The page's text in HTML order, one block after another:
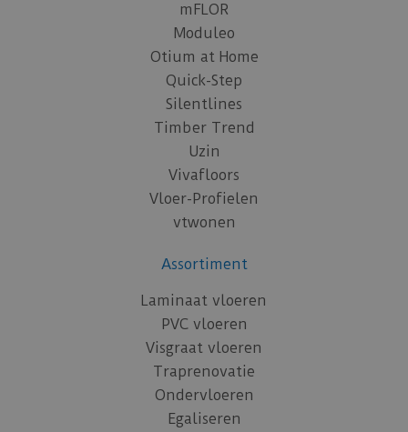
mFLOR
Moduleo
Otium at Home
Quick-Step
Silentlines
Timber Trend
Uzin
Vivafloors
Vloer-Profielen
vtwonen
Assortiment
Laminaat vloeren
PVC vloeren
Visgraat vloeren
Traprenovatie
Ondervloeren
Egaliseren